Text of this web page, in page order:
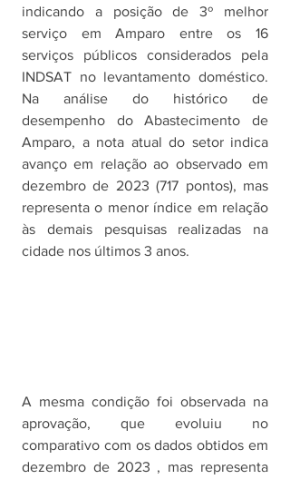
indicando a posição de 3º melhor
serviço em Amparo entre os 16
serviços públicos considerados pela
INDSAT no levantamento doméstico.
Na análise do histórico de
desempenho do Abastecimento de
Amparo, a nota atual do setor indica
avanço em relação ao observado em
dezembro de 2023 (717 pontos), mas
representa o menor índice em relação
às demais pesquisas realizadas na
cidade nos últimos 3 anos.
A mesma condição foi observada na
aprovação, que evoluiu no
comparativo com os dados obtidos em
dezembro de 2023 , mas representa